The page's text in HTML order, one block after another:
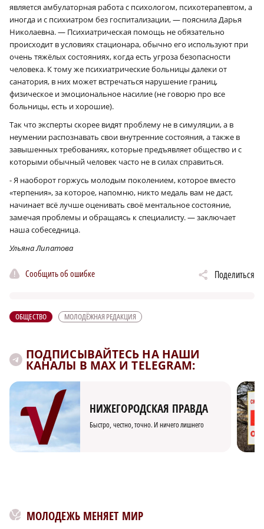
является амбулаторная работа с психологом, психотерапевтом, а
иногда и с психиатром без госпитализации, — пояснила Дарья
Николаевна. — Психиатрическая помощь не обязательно
происходит в условиях стационара, обычно его используют при
очень тяжёлых состояниях, когда есть угроза безопасности
человека. К тому же психиатрические больницы далеки от
санатория, в них может встречаться нарушение границ,
физическое и эмоциональное насилие (не говорю про все
больницы, есть и хорошие).
Так что эксперты скорее видят проблему не в симуляции, а в
неумении распознавать свои внутренние состояния, а также в
завышенных требованиях, которые предъявляет общество и с
которыми обычный человек часто не в силах справиться.
- Я наоборот горжусь молодым поколением, которое вместо
«терпения», за которое, напомню, никто медаль вам не даст,
начинает всё лучше оценивать своё ментальное состояние,
замечая проблемы и обращаясь к специалисту. — заключает
наша собеседница.
Ульяна Липатова
Сообщить об ошибке Поделиться
ОБЩЕСТВО МОЛОДЁЖНАЯ РЕДАКЦИЯ
ПОДПИСЫВАЙТЕСЬ НА НАШИ
КАНАЛЫ В MAX И TELEGRAM:
НИЖЕГОРОДСКАЯ ПРАВДА
Быстро, честно, точно. И ничего лишнего
МОЛОДЕЖЬ МЕНЯЕТ МИР